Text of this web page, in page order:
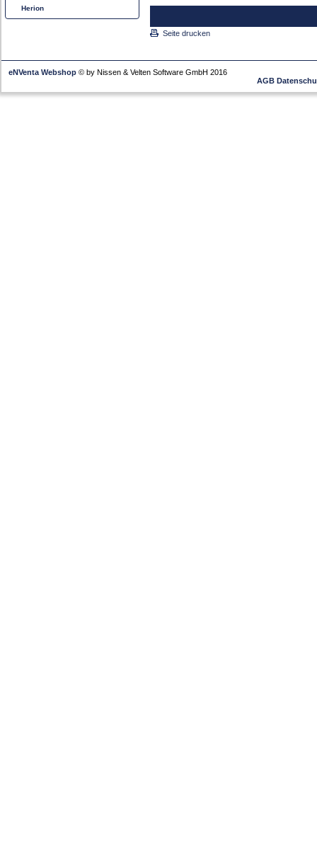
Herion
Seite drucken
eNVenta Webshop © by Nissen & Velten Software GmbH 2016
AGB